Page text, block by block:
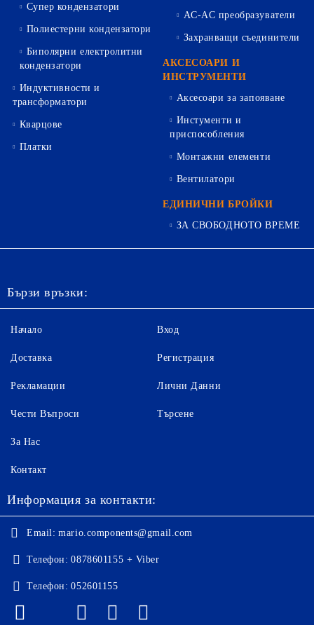
Супер кондензатори
Полиестерни кондензатори
Биполярни електролитни
кондензатори
Индуктивности и
трансформатори
Кварцове
Платки
AC-AC преобразуватели
Захранващи съединители
АКСЕСОАРИ И
ИНСТРУМЕНТИ
Аксесоари за запояване
Инстументи и
приспособления
Монтажни елементи
Вентилатори
ЕДИНИЧНИ БРОЙКИ
ЗА СВОБОДНОТО ВРЕМЕ
Бързи връзки:
Начало
Доставка
Рекламации
Чести Въпроси
Вход
Регистрация
Лични Данни
Търсене
За Нас
Контакт
Информация за контакти:
Email: mario.components@gmail.com
Телефон: 0878601155 + Viber
Телефон: 052601155